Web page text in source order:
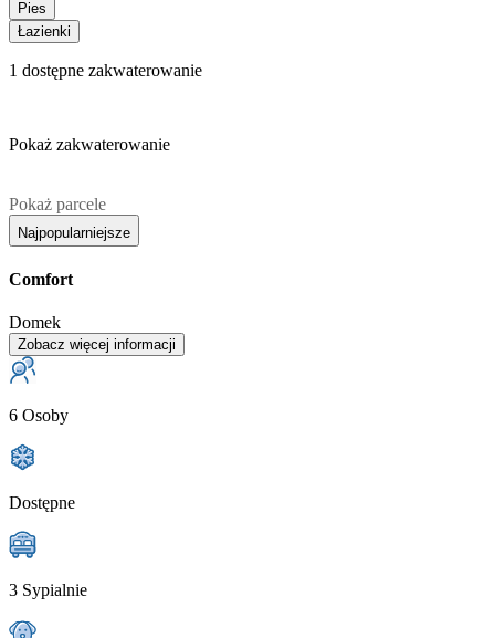
Pies
Łazienki
1 dostępne zakwaterowanie
Pokaż zakwaterowanie
Pokaż parcele
Najpopularniejsze
Comfort
Domek
Zobacz więcej informacji
6 Osoby
Dostępne
3 Sypialnie